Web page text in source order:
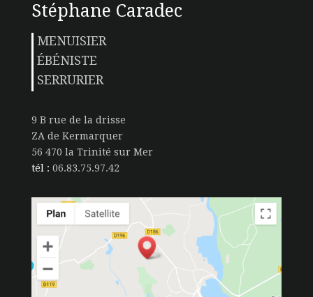
Stéphane Caradec
MENUISIER
ÉBÉNISTE
SERRURIER
9 B rue de la drisse
ZA de Kermarquer
56 470 la Trinité sur Mer
tél : 06.83.75.97.42